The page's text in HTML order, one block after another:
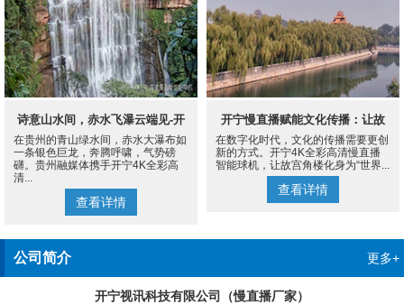
诗意山水间，赤水飞瀑云端见-开
宁4K慢直播摄像机
在贵州的青山绿水间，赤水大瀑布如
一条银色巨龙，奔腾呼啸，气势磅
礴。贵州融媒体携手开宁4K全彩高
清...
查看详情
开宁慢直播赋能文化传播：让故
宫角楼成为世界的文化客厅
在数字化时代，文化的传播需要更创
新的方式。开宁4K全彩高清慢直播
智能球机，让故宫角楼化身为“世界...
查看详情
公司简介 更多+
开宁视讯科技有限公司（慢直播厂家）